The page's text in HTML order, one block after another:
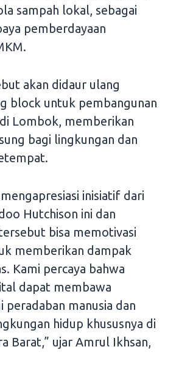
sampah lokal, sebagai
pemberdayaan
akan didaur ulang
block untuk pembangunan
Lombok, memberikan
bagi lingkungan dan
inisiatif dari
Hutchison ini dan
bisa memotivasi
memberikan dampak
Kami percaya bahwa
dapat membawa
peradaban manusia dan
hidup khususnya di
Barat,” ujar Amrul Ikhsan,